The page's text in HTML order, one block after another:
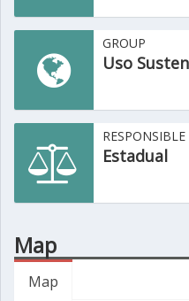
GROUP
Uso
Estadual
Map
Map